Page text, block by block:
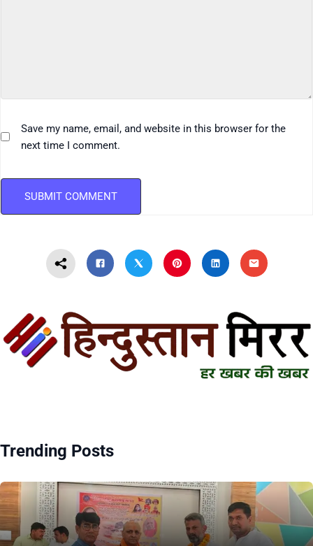
Save my name, email, and website in this browser for the
next time I comment.
Trending Posts